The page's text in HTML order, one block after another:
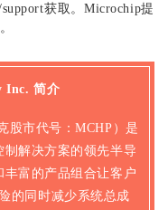
获取。Microchip提
Inc. 简介
股市代号：MCHP）是
解决方案的领先半导
富的产品组合让客户
的同时减少系统总成